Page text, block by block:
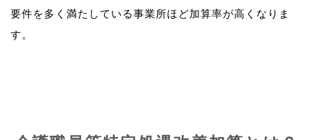
要件を多く満たしている事業所ほど加算率が高くなりま
す。